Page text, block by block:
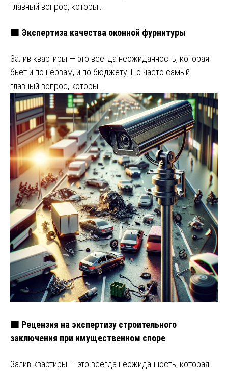
главный вопрос, которы…
🟧 Экспертиза качества оконной фурнитуры
Залив квартиры — это всегда неожиданность, которая
бьет и по нервам, и по бюджету. Но часто самый
главный вопрос, которы…
🟧 Рецензия на экспертизу строительного
заключения при имущественном споре
Залив квартиры — это всегда неожиданность, которая